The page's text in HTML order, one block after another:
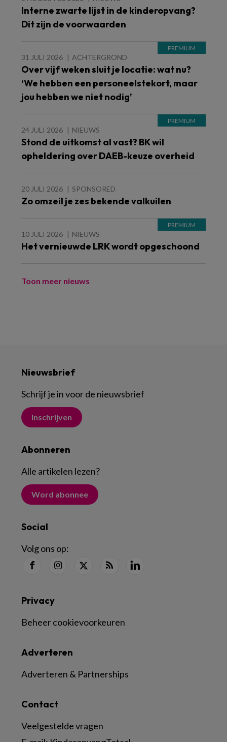
Interne zwarte lijst in de kinderopvang?
Dit zijn de voorwaarden
31 JULI 2026 ACHTERGROND
Over vijf weken sluit je locatie: wat nu?
‘We hebben een personeelstekort, maar
jou hebben we niet nodig’
24 JULI 2026 NIEUWS
Stond de uitkomst al vast? BK wil
opheldering over DAEB-keuze overheid
20 JULI 2026 SPONSORED
Zo omzeil je zes bekende valkuilen
10 JULI 2026 NIEUWS
Het vernieuwde LRK wordt opgeschoond
Toon meer nieuws
Nieuwsbrief
Schrijf je in voor de nieuwsbrief
Inschrijven
Abonneren
Alle artikelen lezen?
Word abonnee
Social
Volg ons op:
Contact
Veelgestelde vragen
Adverteren
Adverteren & Partnerships
Privacy
Beheer cookievoorkeuren